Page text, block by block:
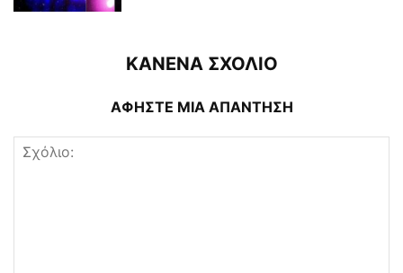
ΚΑΝΕΝΑ ΣΧΟΛΙΟ
ΑΦΗΣΤΕ ΜΙΑ ΑΠΑΝΤΗΣΗ